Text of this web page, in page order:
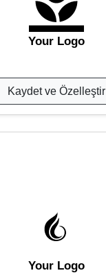
Your Logo
Kaydet ve Özelleştir
Your Logo